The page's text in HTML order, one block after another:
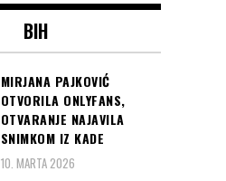
BIH
MIRJANA PAJKOVIĆ
OTVORILA ONLYFANS,
OTVARANJE NAJAVILA
SNIMKOM IZ KADE
10. MARTA 2026